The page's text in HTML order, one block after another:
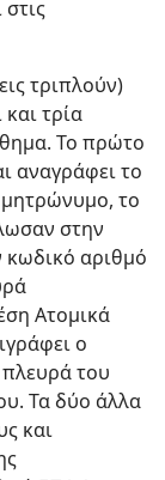
τριπλούν)
τρία
Το πρώτο
αναγράφει το
το
στην
κωδικό αριθμό
Ατομικά
ο
του
Τα δύο άλλα
και